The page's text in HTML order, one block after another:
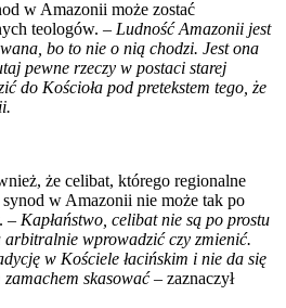
w Amazonii może zostać
teologów. – Ludność Amazonii jest
bo to nie o nią chodzi. Jest ona
pewne rzeczy w postaci starej
do Kościoła pod pretekstem tego, że
że celibat, którego regionalne
w Amazonii nie może tak po
– Kapłaństwo, celibat nie są po prostu
arbitralnie wprowadzić czy zmienić.
w Kościele łacińskim i nie da się
skasować– zaznaczył